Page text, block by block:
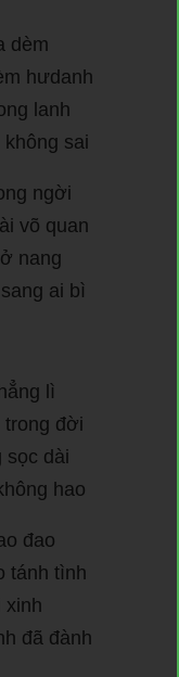
dèm
hưdanh
lanh
sai
ngời
võ quan
nang
ai bì
lì
trong đời
dài
hao
đao
tánh tình
xinh
đã đành